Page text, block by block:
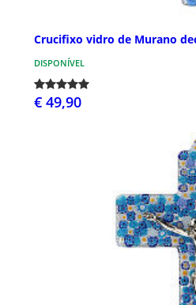
Crucifixo vidro de Murano
DISPONÍVEL
€ 49,90